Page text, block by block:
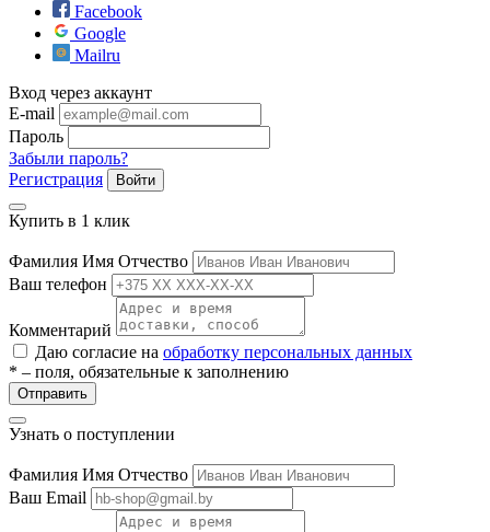
Facebook
Google
Mailru
Вход через аккаунт
E-mail
Пароль
Забыли пароль?
Регистрация
Войти
Купить в 1 клик
Фамилия Имя Отчество
Ваш телефон
Комментарий
Даю согласие на обработку персональных данных
* – поля, обязательные к заполнению
Отправить
Узнать о поступлении
Фамилия Имя Отчество
Ваш Email